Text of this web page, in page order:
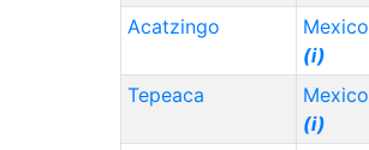
Acatzingo
Mexico
(i)
Tepeaca
Mexico
(i)